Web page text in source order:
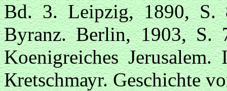
Bd. 3. Leipzig, 1890, S.
Byranz. Berlin, 1903, S.
Koenigreiches
Кretsсhmауr. Geschichte